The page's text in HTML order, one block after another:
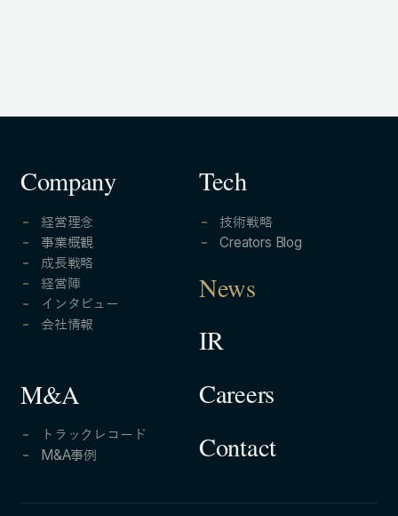
Company
経営理念
事業概観
成長戦略
経営陣
インタビュー
会社情報
M&A
トラックレコード
M&A事例
Tech
技術戦略
Creators Blog
News
IR
Careers
Contact